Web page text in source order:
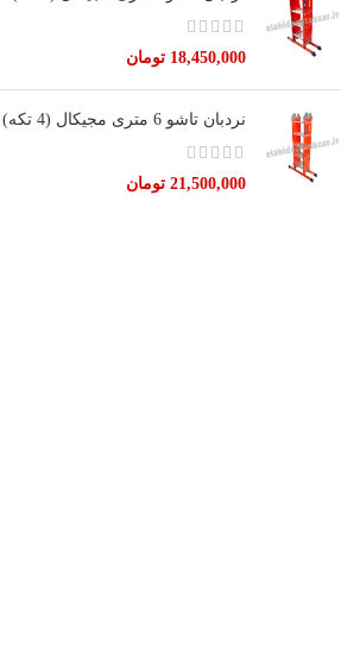
18,450,000 تومان
نردبان تاشو 6 متری مجیکال (4 تکه)
21,500,000 تومان